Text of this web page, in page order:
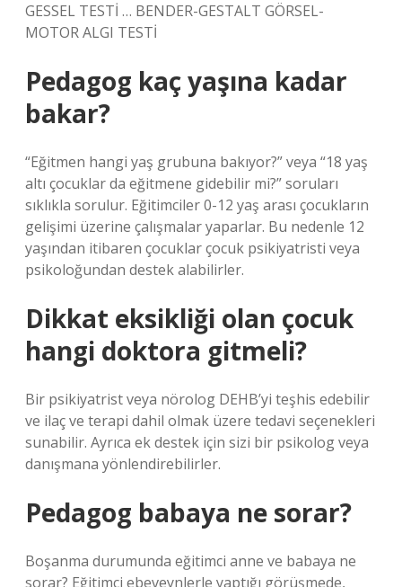
GESSEL TESTİ … BENDER-GESTALT GÖRSEL-
MOTOR ALGI TESTİ
Pedagog kaç yaşına kadar
bakar?
“Eğitmen hangi yaş grubuna bakıyor?” veya “18 yaş
altı çocuklar da eğitmene gidebilir mi?” soruları
sıklıkla sorulur. Eğitimciler 0-12 yaş arası çocukların
gelişimi üzerine çalışmalar yaparlar. Bu nedenle 12
yaşından itibaren çocuklar çocuk psikiyatristi veya
psikoloğundan destek alabilirler.
Dikkat eksikliği olan çocuk
hangi doktora gitmeli?
Bir psikiyatrist veya nörolog DEHB’yi teşhis edebilir
ve ilaç ve terapi dahil olmak üzere tedavi seçenekleri
sunabilir. Ayrıca ek destek için sizi bir psikolog veya
danışmana yönlendirebilirler.
Pedagog babaya ne sorar?
Boşanma durumunda eğitimci anne ve babaya ne
sorar? Eğitimci ebeveynlerle yaptığı görüşmede,